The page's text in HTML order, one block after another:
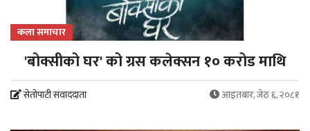
कला समाचार
'बोक्सीको घर' को ग्रस कलेक्सन १० करोड माथि
सेतोपाटी संवाददाता आइतबार, जेठ ६, २०८१